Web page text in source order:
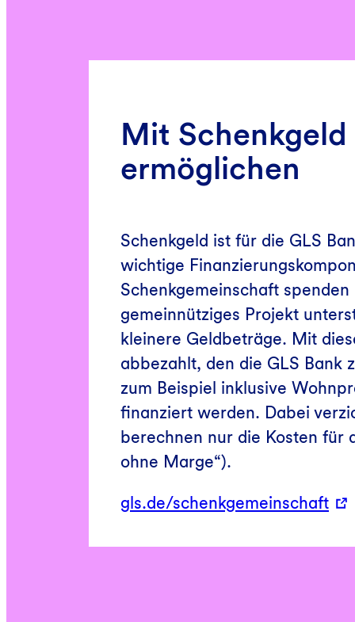
Mit
ermöglichen
Schenkgeld ist für die GLS
wichtige
Schenkgemeinschaft
gemeinnütziges Projekt
kleinere Geldbeträge. Mit
abbezahlt, den die GLS Bank
zum Beispiel inklusive
finanziert werden. Dabei
berechnen nur die Kosten für
ohne Marge“).
gls.de/schenkgemeinschaft